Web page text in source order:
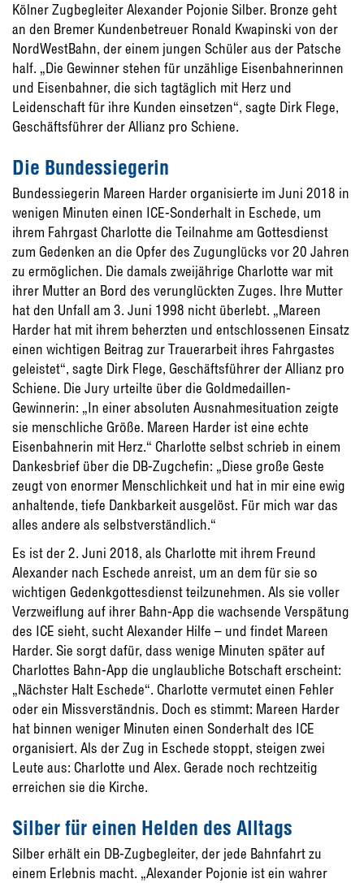
Kölner Zugbegleiter Alexander Pojonie Silber. Bronze geht
an den Bremer Kundenbetreuer Ronald Kwapinski von der
NordWestBahn, der einem jungen Schüler aus der Patsche
half. „Die Gewinner stehen für unzählige Eisenbahnerinnen
und Eisenbahner, die sich tagtäglich mit Herz und
Leidenschaft für ihre Kunden einsetzen“, sagte Dirk Flege,
Geschäftsführer der Allianz pro Schiene.
Die Bundessiegerin
Bundessiegerin Mareen Harder organisierte im Juni 2018 in
wenigen Minuten einen ICE-Sonderhalt in Eschede, um
ihrem Fahrgast Charlotte die Teilnahme am Gottesdienst
zum Gedenken an die Opfer des Zugunglücks vor 20 Jahren
zu ermöglichen. Die damals zweijährige Charlotte war mit
ihrer Mutter an Bord des verunglückten Zuges. Ihre Mutter
hat den Unfall am 3. Juni 1998 nicht überlebt. „Mareen
Harder hat mit ihrem beherzten und entschlossenen Einsatz
einen wichtigen Beitrag zur Trauerarbeit ihres Fahrgastes
geleistet“, sagte Dirk Flege, Geschäftsführer der Allianz pro
Schiene. Die Jury urteilte über die Goldmedaillen-
Gewinnerin: „In einer absoluten Ausnahmesituation zeigte
sie menschliche Größe. Mareen Harder ist eine echte
Eisenbahnerin mit Herz.“ Charlotte selbst schrieb in einem
Dankesbrief über die DB-Zugchefin: „Diese große Geste
zeugt von enormer Menschlichkeit und hat in mir eine ewig
anhaltende, tiefe Dankbarkeit ausgelöst. Für mich war das
alles andere als selbstverständlich.“
Es ist der 2. Juni 2018, als Charlotte mit ihrem Freund
Alexander nach Eschede anreist, um an dem für sie so
wichtigen Gedenkgottesdienst teilzunehmen. Als sie voller
Verzweiflung auf ihrer Bahn-App die wachsende Verspätung
des ICE sieht, sucht Alexander Hilfe – und findet Mareen
Harder. Sie sorgt dafür, dass wenige Minuten später auf
Charlottes Bahn-App die unglaubliche Botschaft erscheint:
„Nächster Halt Eschede“. Charlotte vermutet einen Fehler
oder ein Missverständnis. Doch es stimmt: Mareen Harder
hat binnen weniger Minuten einen Sonderhalt des ICE
organisiert. Als der Zug in Eschede stoppt, steigen zwei
Leute aus: Charlotte und Alex. Gerade noch rechtzeitig
erreichen sie die Kirche.
Silber für einen Helden des Alltags
Silber erhält ein DB-Zugbegleiter, der jede Bahnfahrt zu
einem Erlebnis macht. „Alexander Pojonie ist ein wahrer